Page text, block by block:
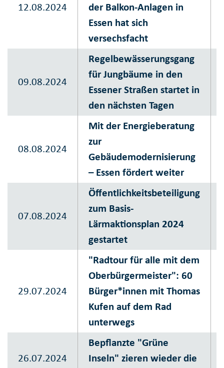
12.08.2024
der Balkon-Anlagen in
Essen hat sich
versechsfacht
09.08.2024
Regelbewässerungsgang
für Jungbäume in den
Essener Straßen startet in
den nächsten Tagen
08.08.2024
Mit der Energieberatung
zur
Gebäudemodernisierung
– Essen fördert weiter
07.08.2024
Öffentlichkeitsbeteiligung
zum Basis-
Lärmaktionsplan 2024
gestartet
29.07.2024
"Radtour für alle mit dem
Oberbürgermeister": 60
Bürger*innen mit Thomas
Kufen auf dem Rad
unterwegs
26.07.2024
Bepflanzte "Grüne
Inseln" zieren wieder die